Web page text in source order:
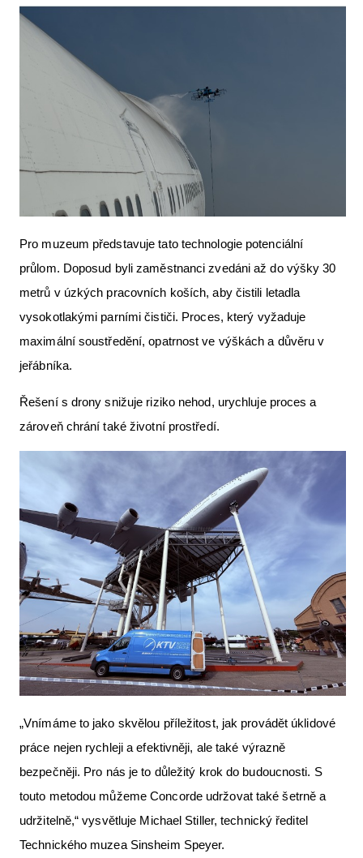
Pro muzeum představuje tato technologie potenciální
průlom. Doposud byli zaměstnanci zvedáni až do výšky 30
metrů v úzkých pracovních koších, aby čistili letadla
vysokotlakými parními čističi. Proces, který vyžaduje
maximální soustředění, opatrnost ve výškách a důvěru v
jeřábníka.
Řešení s drony snižuje riziko nehod, urychluje proces a
zároveň chrání také životní prostředí.
„Vnímáme to jako skvělou příležitost, jak provádět úklidové
práce nejen rychleji a efektivněji, ale také výrazně
bezpečněji. Pro nás je to důležitý krok do budoucnosti. S
touto metodou můžeme Concorde udržovat také šetrně a
udržitelně,“ vysvětluje Michael Stiller, technický ředitel
Technického muzea Sinsheim Speyer.